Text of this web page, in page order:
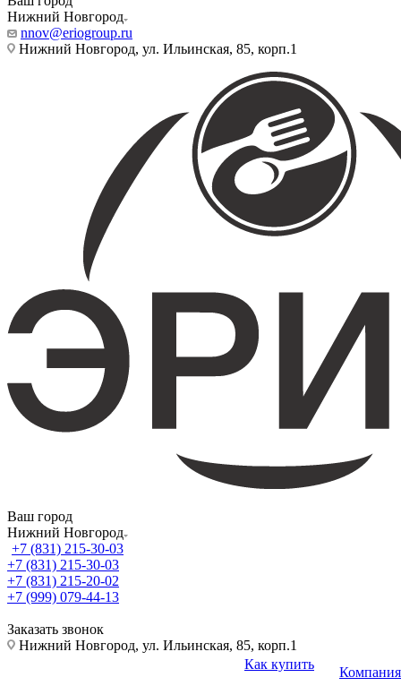
Нижний Новгород
nnov@eriogroup.ru
Нижний Новгород, ул. Ильинская, 85, корп.1
Ваш город
Нижний Новгород
+7 (831) 215-30-03
+7 (831) 215-30-03
+7 (831) 215-20-02
+7 (999) 079-44-13
Заказать звонок
Нижний Новгород, ул. Ильинская, 85, корп.1
Как купить
Компания